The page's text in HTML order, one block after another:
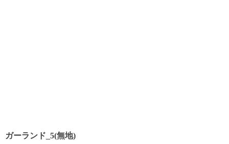
ガーランド_5(無地)